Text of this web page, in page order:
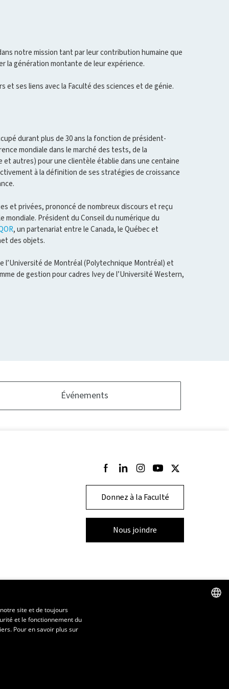
notre mission tant par leur contribution humaine que
la génération montante de leur expérience.
et ses liens avec la Faculté des sciences et de génie.
durant plus de 30 ans la fonction de président-
mondiale dans le marché des tests, de la
autres) pour une clientèle établie dans une centaine
à la définition de ses stratégies de croissance
et privées, prononcé de nombreux discours et reçu
mondiale. Président du Conseil du numérique du
, un partenariat entre le Canada, le Québec et
des objets.
l’Université de Montréal (Polytechnique Montréal) et
de gestion pour cadres Ivey de l’Université Western,
Événements
Suivez-nous sur Facebook
Suivez-nous sur LinkedIn
Suivez-nous sur Instagram
Suivez-nous sur
Suivez-nous sur
Donnez à la Faculté
Nous joindre
site et de toujours
et le fonctionnement du
Pour en savoir plus sur